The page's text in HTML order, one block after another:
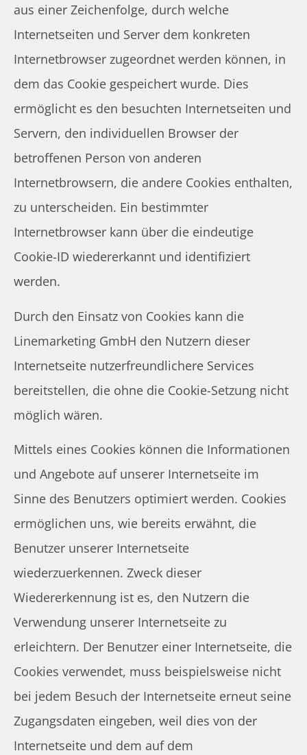
aus einer Zeichenfolge, durch welche
Internetseiten und Server dem konkreten
Internetbrowser zugeordnet werden können, in
dem das Cookie gespeichert wurde. Dies
ermöglicht es den besuchten Internetseiten und
Servern, den individuellen Browser der
betroffenen Person von anderen
Internetbrowsern, die andere Cookies enthalten,
zu unterscheiden. Ein bestimmter
Internetbrowser kann über die eindeutige
Cookie-ID wiedererkannt und identifiziert
werden.
Durch den Einsatz von Cookies kann die
Linemarketing GmbH den Nutzern dieser
Internetseite nutzerfreundlichere Services
bereitstellen, die ohne die Cookie-Setzung nicht
möglich wären.
Mittels eines Cookies können die Informationen
und Angebote auf unserer Internetseite im
Sinne des Benutzers optimiert werden. Cookies
ermöglichen uns, wie bereits erwähnt, die
Benutzer unserer Internetseite
wiederzuerkennen. Zweck dieser
Wiedererkennung ist es, den Nutzern die
Verwendung unserer Internetseite zu
erleichtern. Der Benutzer einer Internetseite, die
Cookies verwendet, muss beispielsweise nicht
bei jedem Besuch der Internetseite erneut seine
Zugangsdaten eingeben, weil dies von der
Internetseite und dem auf dem